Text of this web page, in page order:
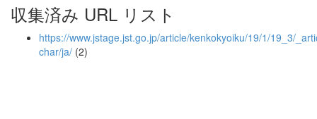
収集済み URL リスト
https://www.jstage.jst.go.jp/article/kenkokyoiku/19/1/19_3/
char/ja/ (2)